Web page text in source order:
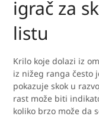
igrač za
listu
Krilo koje dolazi iz
iz nižeg ranga često
pokazuje skok u
rast može biti
koliko brzo može da